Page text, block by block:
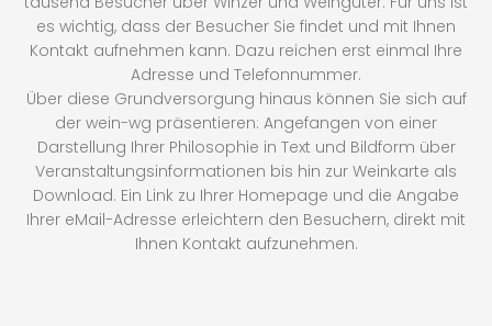
es wichtig, dass der Besucher Sie findet und mit Ihnen
Kontakt aufnehmen kann. Dazu reichen erst einmal Ihre
Adresse und Telefonnummer.
Über diese Grundversorgung hinaus können Sie sich auf
der wein-wg präsentieren: Angefangen von einer
Darstellung Ihrer Philosophie in Text und Bildform über
Veranstaltungsinformationen bis hin zur Weinkarte als
Download. Ein Link zu Ihrer Homepage und die Angabe
Ihrer eMail-Adresse erleichtern den Besuchern, direkt mit
Ihnen Kontakt aufzunehmen.